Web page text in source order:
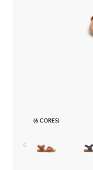
(6 CORES)